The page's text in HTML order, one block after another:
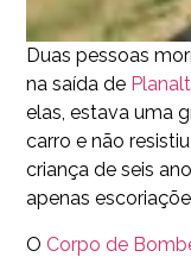
Duas pessoas
na saída de
elas, estava uma
carro e não
criança de seis
apenas
O Corpo de